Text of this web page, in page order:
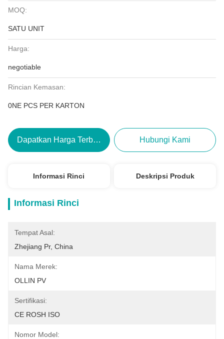
MOQ:
SATU UNIT
Harga:
negotiable
Rincian Kemasan:
0NE PCS PER KARTON
Dapatkan Harga Terbaik Hubungi Kami
Informasi Rinci Deskripsi Produk
Informasi Rinci
Tempat Asal:
Zhejiang Pr, China
Nama Merek:
OLLIN PV
Sertifikasi:
CE ROSH ISO
Nomor Model: